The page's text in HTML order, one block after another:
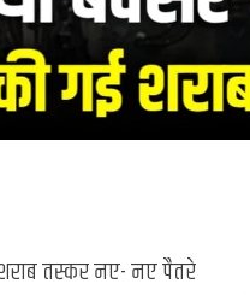
तस्कर नए- नए पैतरे